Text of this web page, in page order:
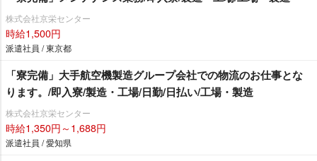
株式会社京栄センター
時給1,500円
派遣社員 / 東京都
「寮完備」大手航空機製造グループ会社での物流のお仕事とな
ります。/即入寮/製造・工場/日勤/日払い/工場・製造
株式会社京栄センター
時給1,350円～1,688円
派遣社員 / 愛知県